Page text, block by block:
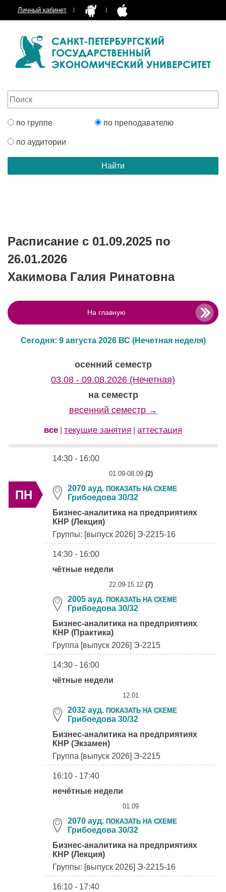
Личный кабинет
по группе по преподавателю
по аудитории
Расписание с 01.09.2025 по
26.01.2026
Хакимова Галия Ринатовна
На главную
Сегодня: 9 августа 2026 ВС (Нечетная неделя)
осенний семестр
03.08 - 09.08.2026 (Нечетная)
на семестр
весенний семестр →
все текущие занятия аттестация
ПН
14:30 - 16:00
01.09-08.09 (2)
2070 ауд. ПОКАЗАТЬ НА СХЕМЕ
Грибоедова 30/32
Бизнес-аналитика на предприятиях
КНР (Лекция)
Группы: [выпуск 2026] Э-2215-16
14:30 - 16:00
чётные недели
22.09-15.12 (7)
2005 ауд. ПОКАЗАТЬ НА СХЕМЕ
Грибоедова 30/32
Бизнес-аналитика на предприятиях
КНР (Практика)
Группа [выпуск 2026] Э-2215
14:30 - 16:00
чётные недели
12.01
2032 ауд. ПОКАЗАТЬ НА СХЕМЕ
Грибоедова 30/32
Бизнес-аналитика на предприятиях
КНР (Экзамен)
Группа [выпуск 2026] Э-2215
16:10 - 17:40
нечётные недели
01.09
2070 ауд. ПОКАЗАТЬ НА СХЕМЕ
Грибоедова 30/32
Бизнес-аналитика на предприятиях
КНР (Лекция)
Группы: [выпуск 2026] Э-2215-16
16:10 - 17:40